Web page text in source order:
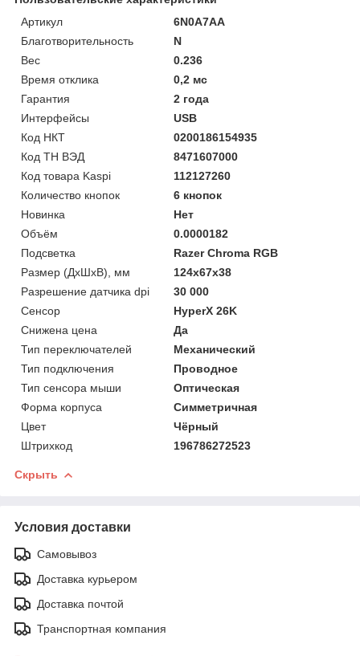
Артикул
6N0A7AA
Благотворительность
N
Вес
0.236
Время отклика
0,2 мс
Гарантия
2 года
Интерфейсы
USB
Код НКТ
0200186154935
Код ТН ВЭД
8471607000
Код товара Kaspi
112127260
Количество кнопок
6 кнопок
Новинка
Нет
Объём
0.0000182
Подсветка
Razer Chroma RGB
Размер (ДхШхВ), мм
124х67х38
Разрешение датчика dpi
30 000
Сенсор
HyperX 26K
Снижена цена
Да
Тип переключателей
Механический
Тип подключения
Проводное
Тип сенсора мыши
Оптическая
Форма корпуса
Симметричная
Цвет
Чёрный
Штрихкод
196786272523
Скрыть
Условия доставки
Самовывоз
Доставка курьером
Доставка почтой
Транспортная компания